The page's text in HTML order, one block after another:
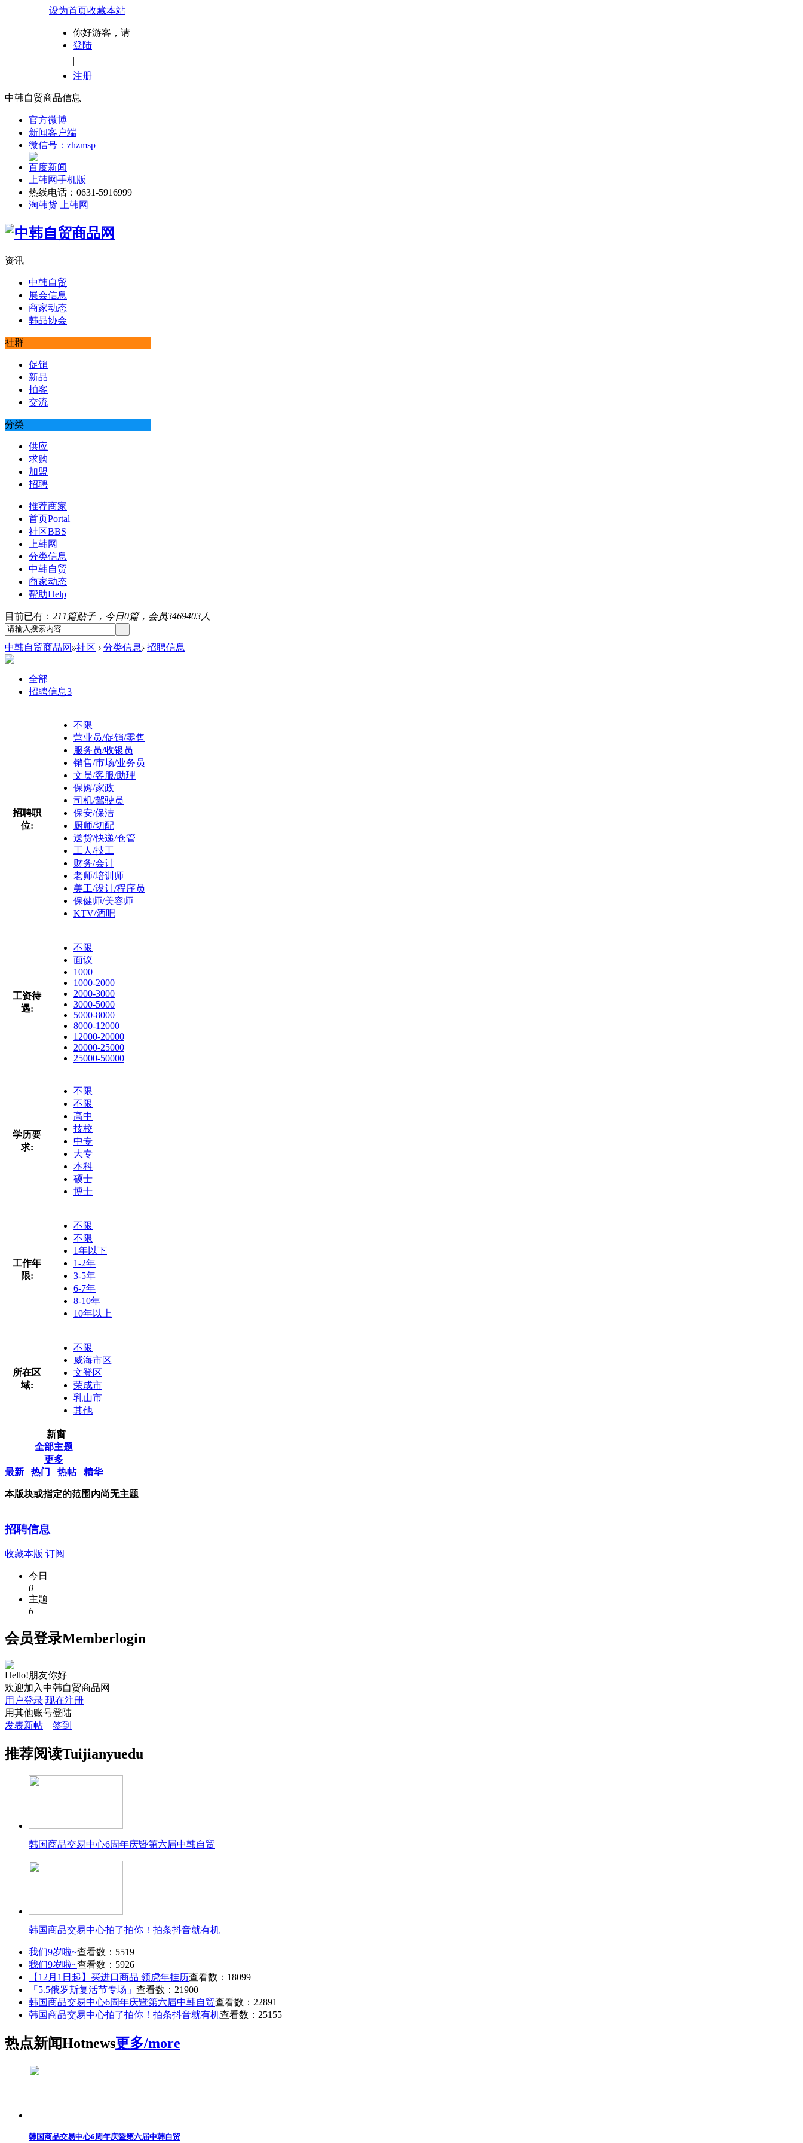
设为首页收藏本站
你好游客，请
登陆
|
注册
中韩自贸商品信息
官方微博
新闻客户端
微信号：zhzmsp
百度新闻
上韩网手机版
热线电话：0631-5916999
淘韩货 上韩网
资讯
中韩自贸
展会信息
商家动态
韩品协会
社群
促销
新品
拍客
交流
分类
供应
求购
加盟
招聘
推荐商家
首页Portal
社区BBS
上韩网
分类信息
中韩自贸
商家动态
帮助Help
目前已有： 211篇贴子，今日0篇，会员3469403人
中韩自贸商品网 »社区 › 分类信息› 招聘信息
全部
招聘信息3
招聘职
位:
不限
营业员/促销/零售
服务员/收银员
销售/市场/业务员
文员/客服/助理
保姆/家政
司机/驾驶员
保安/保洁
厨师/切配
送货/快递/仓管
工人/技工
财务/会计
老师/培训师
美工/设计/程序员
保健师/美容师
KTV/酒吧
工资待
遇:
不限
面议
1000
1000-2000
2000-3000
3000-5000
5000-8000
8000-12000
12000-20000
20000-25000
25000-50000
学历要
求:
不限
不限
高中
技校
中专
大专
本科
硕士
博士
工作年
限:
不限
不限
1年以下
1-2年
3-5年
6-7年
8-10年
10年以上
所在区
域:
不限
威海市区
文登区
荣成市
乳山市
其他
新窗
全部主题
更多
最新
热门 热帖 精华
本版块或指定的范围内尚无主题
招聘信息
收藏本版 订阅
今日
0
主题
6
会员登录Memberlogin
Hello!朋友你好
欢迎加入中韩自贸商品网
用户登录 现在注册
用其他账号登陆
发表新帖
签到
推荐阅读Tuijianyuedu
韩国商品交易中心6周年庆暨第六届中韩自贸
韩国商品交易中心拍了拍你！拍条抖音就有机
我们9岁啦~查看数：5519
我们9岁啦~查看数：5926
【12月1日起】买进口商品 领虎年挂历查看数：18099
「5.5俄罗斯复活节专场」 查看数：21900
韩国商品交易中心6周年庆暨第六届中韩自贸查看数：22891
韩国商品交易中心拍了拍你！拍条抖音就有机查看数：25155
热点新闻Hotnews更多/more
韩国商品交易中心6周年庆暨第六届中韩自贸